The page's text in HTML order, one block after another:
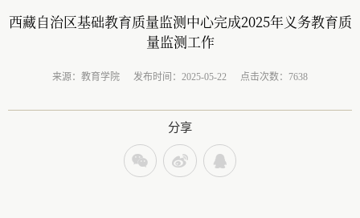
西藏自治区基础教育质量监测中心完成2025年义务教育质
量监测工作
来源：教育学院 发布时间：2025-05-22 点击次数：7638
分享